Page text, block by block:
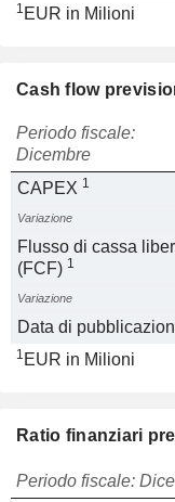
1 EUR in Milioni
Cash flow
Periodo fiscale:
Dicembre
CAPEX 1
Variazione
Flusso di cassa
(FCF) 1
Variazione
Data di
1 EUR in Milioni
Ratio finanziari
Periodo fiscale: